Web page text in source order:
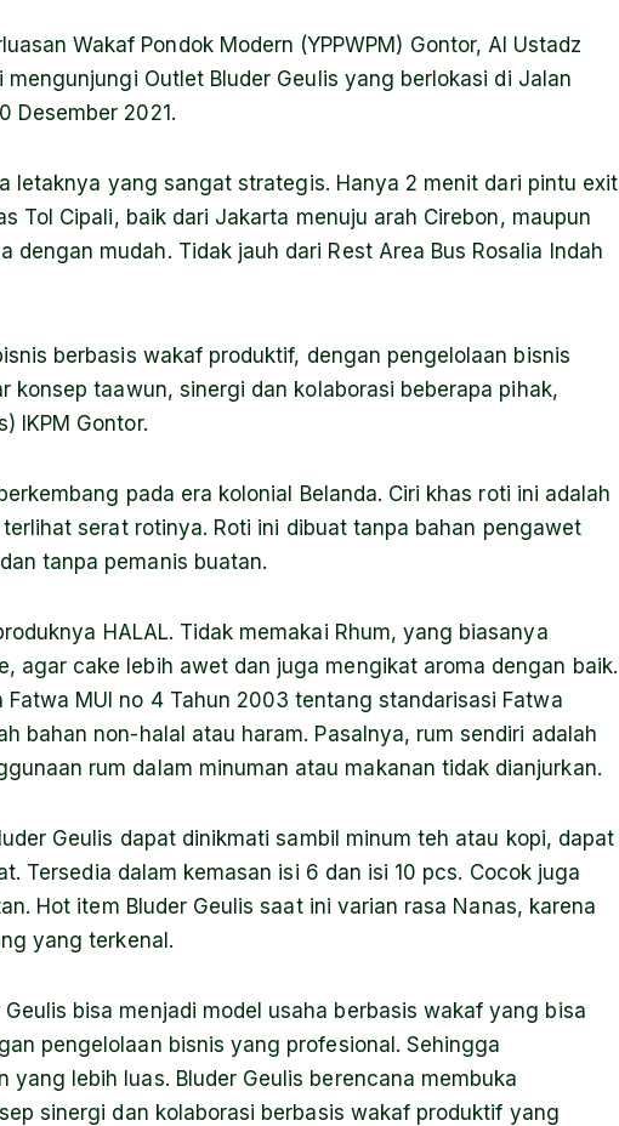
Wakaf Pondok Modern (YPPWPM) Gontor, Al Ustadz
Outlet Bluder Geulis yang berlokasi di Jalan
Desember 2021.
letaknya yang sangat strategis. Hanya 2 menit dari pintu exit
Tol Cipali, baik dari Jakarta menuju arah Cirebon, maupun
dengan mudah. Tidak jauh dari Rest Area Bus Rosalia Indah
berbasis wakaf produktif, dengan pengelolaan bisnis
konsep taawun, sinergi dan kolaborasi beberapa pihak,
IKPM Gontor.
pada era kolonial Belanda. Ciri khas roti ini adalah
serat rotinya. Roti ini dibuat tanpa bahan pengawet
tanpa pemanis buatan.
HALAL. Tidak memakai Rhum, yang biasanya
agar cake lebih awet dan juga mengikat aroma dengan baik.
MUI no 4 Tahun 2003 tentang standarisasi Fatwa
bahan non-halal atau haram. Pasalnya, rum sendiri adalah
rum dalam minuman atau makanan tidak dianjurkan.
Geulis dapat dinikmati sambil minum teh atau kopi, dapat
Tersedia dalam kemasan isi 6 dan isi 10 pcs. Cocok juga
Hot item Bluder Geulis saat ini varian rasa Nanas, karena
yang terkenal.
Geulis bisa menjadi model usaha berbasis wakaf yang bisa
pengelolaan bisnis yang profesional. Sehingga
lebih luas. Bluder Geulis berencana membuka
sinergi dan kolaborasi berbasis wakaf produktif yang